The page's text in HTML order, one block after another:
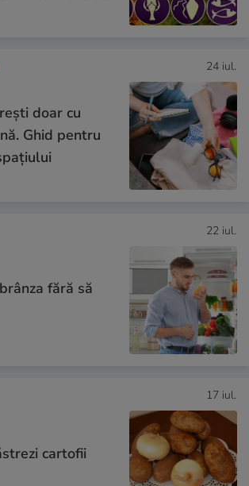
24 iul.
doar cu
Ghid pentru
22 iul.
fără să
17 iul.
cartofii